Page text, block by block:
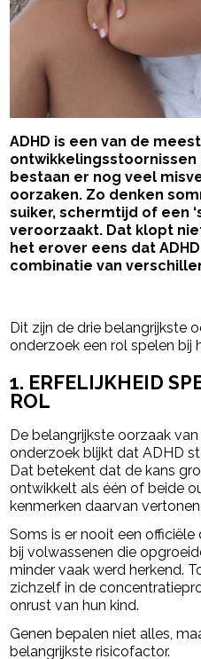
ADHD is een van de
ontwikkelingsstoornissen
bestaan er nog veel
oorzaken. Zo denken
suiker, schermtijd of een
veroorzaakt. Dat klopt
het erover eens dat
combinatie van
Dit zijn de drie belangrijkste
onderzoek een rol spelen bij
1. ERFELIJKHEID
ROL
De belangrijkste oorzaak
onderzoek blijkt dat ADHD
Dat betekent dat de kans
ontwikkelt als één of beide
kenmerken daarvan vertonen.
Soms is er nooit een
bij volwassenen die
minder vaak werd herkend.
zichzelf in de
onrust van hun kind.
Genen bepalen niet alles,
belangrijkste risicofactor.